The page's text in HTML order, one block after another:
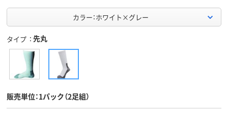
カラー：ホワイト×グレー
タイプ 先丸
販売単位：1パック（2足組）